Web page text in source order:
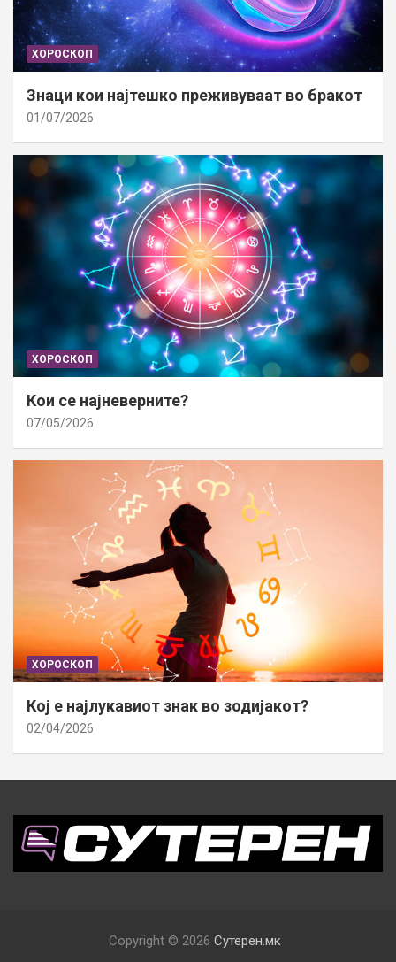
ХОРОСКОП
Знаци кои најтешко преживуваат во бракот
01/07/2026
ХОРОСКОП
Кои се најневерните?
07/05/2026
ХОРОСКОП
Кој е најлукавиот знак во зодијакот?
02/04/2026
Copyright © 2026 Сутерен.мк